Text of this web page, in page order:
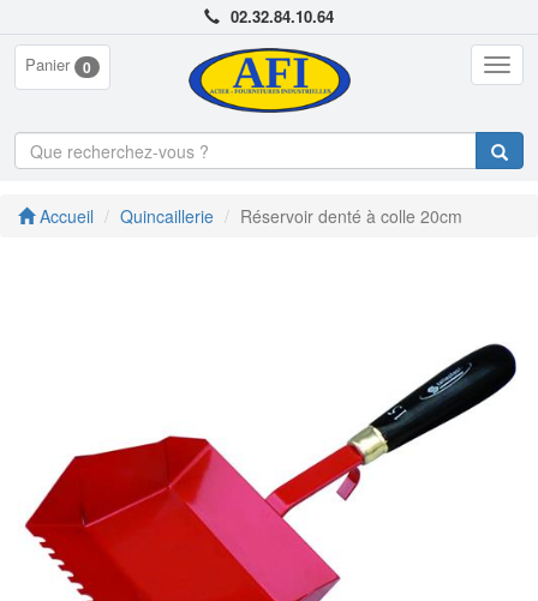
02.32.84.10.64
Panier 0
Accueil Quincaillerie Réservoir denté à colle 20cm